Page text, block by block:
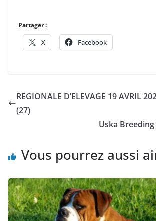
Partager :
X Facebook
REGIONALE D’ELEVAGE 19 AVRIL
(27)
Uska
Vous pourrez aussi